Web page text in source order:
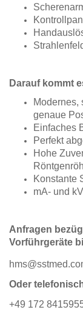
Darauf kommt
Modernes,
genaue
Einfaches
Perfekt
Hohe
Konstante
mA- und
Anfragen
Vorführgeräte
Oder
+49 172